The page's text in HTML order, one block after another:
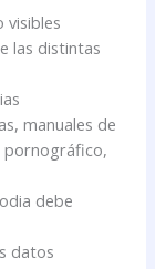
visibles
las distintas
manuales de
pornográfico,
debe
datos